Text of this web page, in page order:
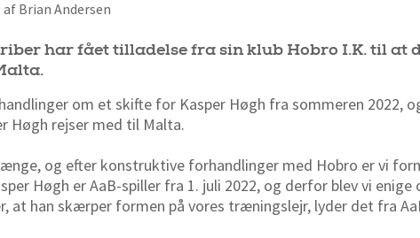
af Brian Andersen
har fået tilladelse fra sin klub Hobro I.K. til at
om et skifte for Kasper Høgh fra sommeren 2022,
Høgh rejser med til Malta.
og efter konstruktive forhandlinger med Hobro er vi
Høgh er AaB-spiller fra 1. juli 2022, og derfor blev vi
at han skærper formen på vores træningslejr, lyder det fra